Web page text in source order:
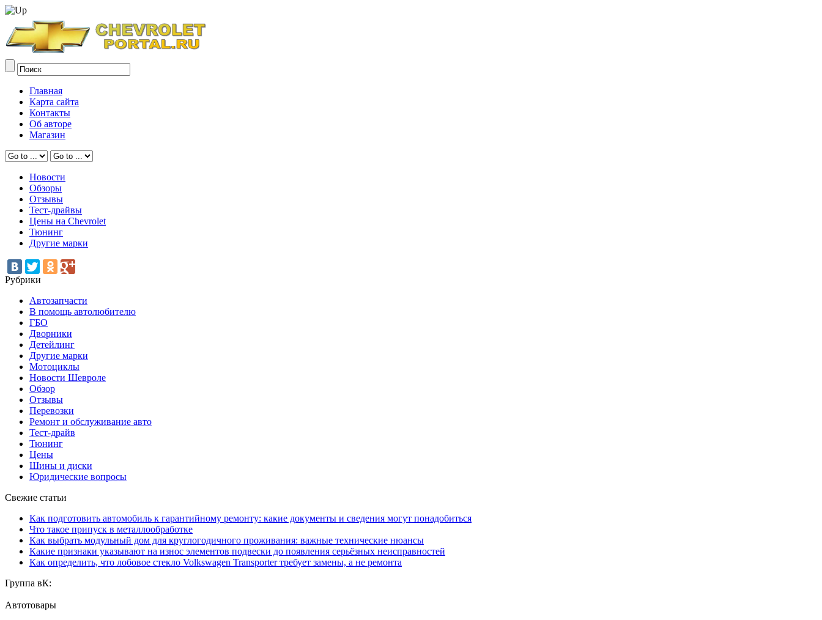
Главная
Карта сайта
Контакты
Об авторе
Магазин
Новости
Обзоры
Отзывы
Тест-драйвы
Цены на Chevrolet
Тюнинг
Другие марки
Рубрики
Автозапчасти
В помощь автолюбителю
ГБО
Дворники
Детейлинг
Другие марки
Мотоциклы
Новости Шевроле
Обзор
Отзывы
Перевозки
Ремонт и обслуживание авто
Тест-драйв
Тюнинг
Цены
Шины и диски
Юридические вопросы
Свежие статьи
Как подготовить автомобиль к гарантийному ремонту: какие документы и сведения могут понадобиться
Что такое припуск в металлообработке
Как выбрать модульный дом для круглогодичного проживания: важные технические нюансы
Какие признаки указывают на износ элементов подвески до появления серьёзных неисправностей
Как определить, что лобовое стекло Volkswagen Transporter требует замены, а не ремонта
Группа вК:
Автотовары